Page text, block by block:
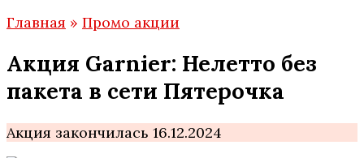
Главная » Промо акции
Акция Garnier: Нелетто без
пакета в сети Пятерочка
Акция закончилась 16.12.2024